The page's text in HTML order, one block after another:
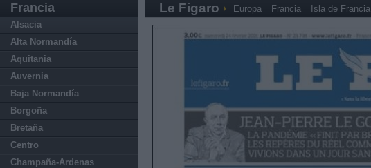
Francia
Alsacia
Alta Normandía
Aquitania
Auvernia
Baja Normandía
Borgoña
Bretaña
Centro
Champaña-Ardenas
Le Figaro Europa Francia Isla de Francia